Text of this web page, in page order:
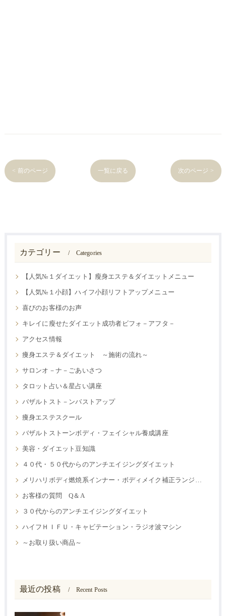
< 前のページ 一覧に戻る 次のページ >
カテゴリー Categories
【人気№１ダイエット】瘦身エステ＆ダイエットメニュー
【人気№１小顔】ハイフ小顔リフトアップメニュー
喜びのお客様のお声
キレイに瘦せたダイエット成功者ビフォ－アフタ－
アクセス情報
痩身エステ＆ダイエット ～施術の流れ～
サロンオ－ナ－ごあいさつ
タロット占い＆星占い講座
バザルトスト－ンバストアップ
痩身エステスクール
バザルトストーンボディ・フェイシャル養成講座
美容・ダイエット豆知識
４０代・５０代からのアンチエイジングダイエット
メリハリボディ燃焼系インナー・ボディメイク補正ランジェリー
お客様の質問 Q＆A
３０代からのアンチエイジングダイエット
ハイフＨＩＦＵ・キャビテーション・ラジオ波マシン
～お取り扱い商品～
最近の投稿 Recent Posts